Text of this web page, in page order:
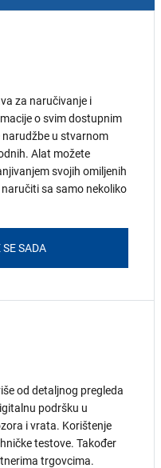
za naručivanje i
o svim dostupnim
u stvarnom
Alat možete
svojih omiljenih
sa samo nekoliko
SADA
od detaljnog pregleda
podršku u
i vrata. Korištenje
testove. Također
trgovcima.